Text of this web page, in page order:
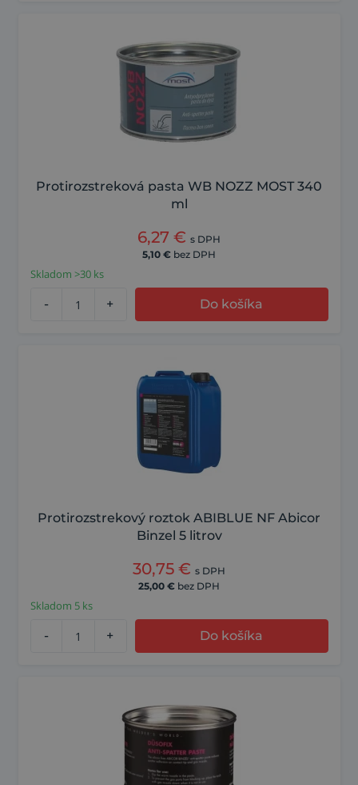
Protirozstreková pasta WB NOZZ MOST 340
ml
6,27 € s DPH
5,10 € bez DPH
Skladom >30 ks
- + Do košíka
Protirozstrekový roztok ABIBLUE NF Abicor
Binzel 5 litrov
30,75 € s DPH
25,00 € bez DPH
Skladom 5 ks
- + Do košíka